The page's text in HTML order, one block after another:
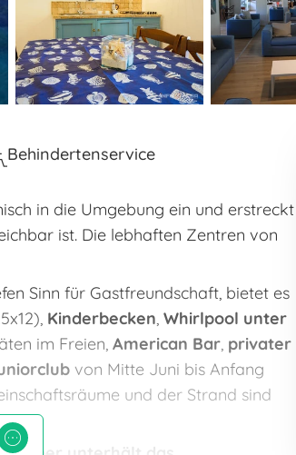
Behindertenservice
in die Umgebung ein und erstreckt
ist. Die lebhaften Zentren von
Sinn für Gastfreundschaft, bietet es
Kinderbecken, Whirlpool unter
im Freien, American Bar, privater
von Mitte Juni bis Anfang
und der Strand sind